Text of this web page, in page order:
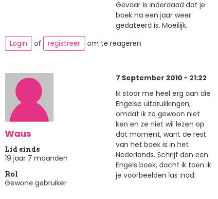
Gevaar is inderdaad dat je
boek na een jaar weer
gedateerd is. Moeilijk.
Login
of registreer om te reageren
Waus
Lid sinds
19 jaar 7 maanden
Rol
Gewone gebruiker
7 September 2010 - 21:22
Ik stoor me heel erg aan die
Engelse uitdrukkingen,
omdat ik ze gewoon niet
ken en ze niet wil lezen op
dat moment, want de rest
van het boek is in het
Nederlands. Schrijf dan een
Engels boek, dacht ik toen ik
je voorbeelden las :nod: